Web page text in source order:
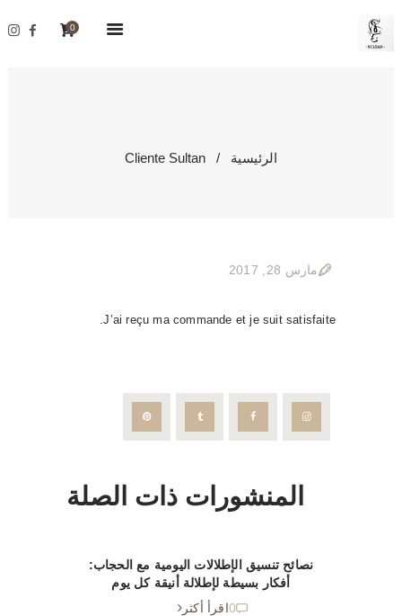
0
الرئيسية Cliente Sultan
المدونة
مارس 28, 2017
J’ai reçu ma commande et je suit satisfaite.
المنشورات ذات الصلة
نصائح تنسيق الإطلالات اليومية مع الحجاب:
أفكار بسيطة لإطلالة أنيقة كل يوم
0اقرأ أكثر